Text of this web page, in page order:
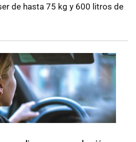
de hasta 75 kg y 600 litros de